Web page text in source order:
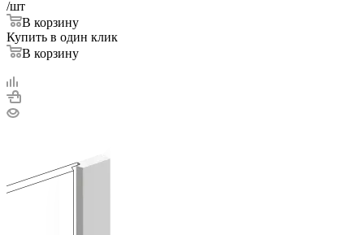
/шт
В корзину
Купить в один клик
В корзину